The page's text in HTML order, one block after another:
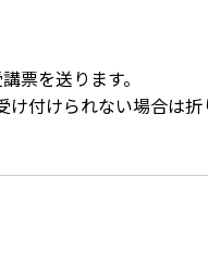
票を送ります。
付けられない場合は